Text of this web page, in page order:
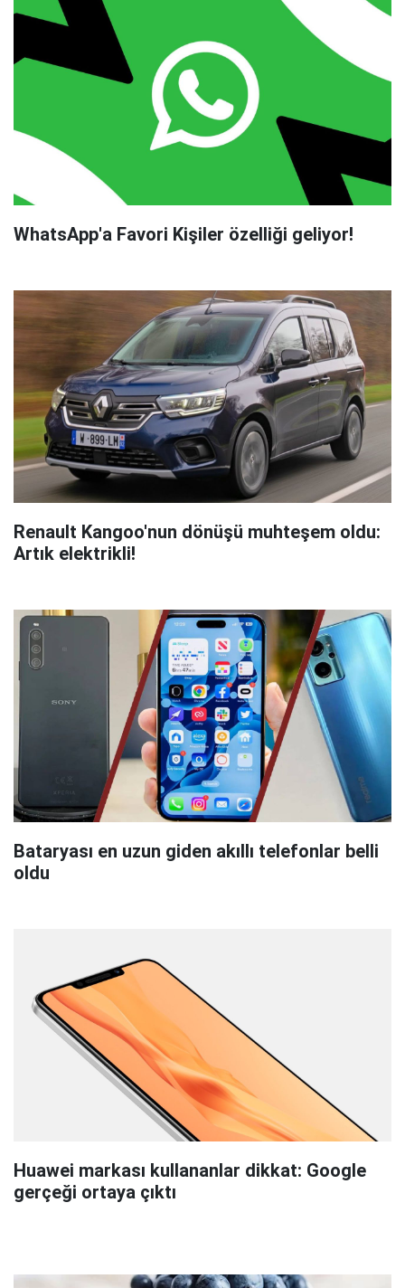
WhatsApp'a Favori Kişiler özelliği geliyor!
Renault Kangoo'nun dönüşü muhteşem oldu:
Artık elektrikli!
Bataryası en uzun giden akıllı telefonlar belli
oldu
Huawei markası kullananlar dikkat: Google
gerçeği ortaya çıktı